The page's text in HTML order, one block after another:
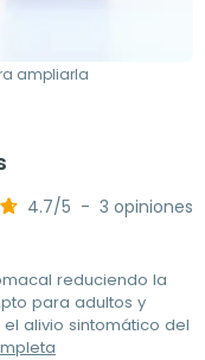
ampliarla
4.7/5 - 3 opiniones
reduciendo la
para adultos y
alivio sintomático del